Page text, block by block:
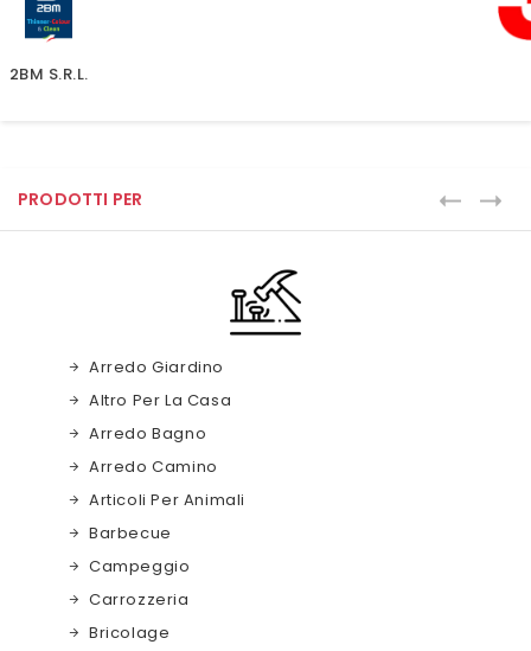
PRODOTTI PER
Arredo Giardino
Altro Per La Casa
Arredo Bagno
Arredo Camino
Articoli Per Animali
Barbecue
Campeggio
Carrozzeria
Bricolage